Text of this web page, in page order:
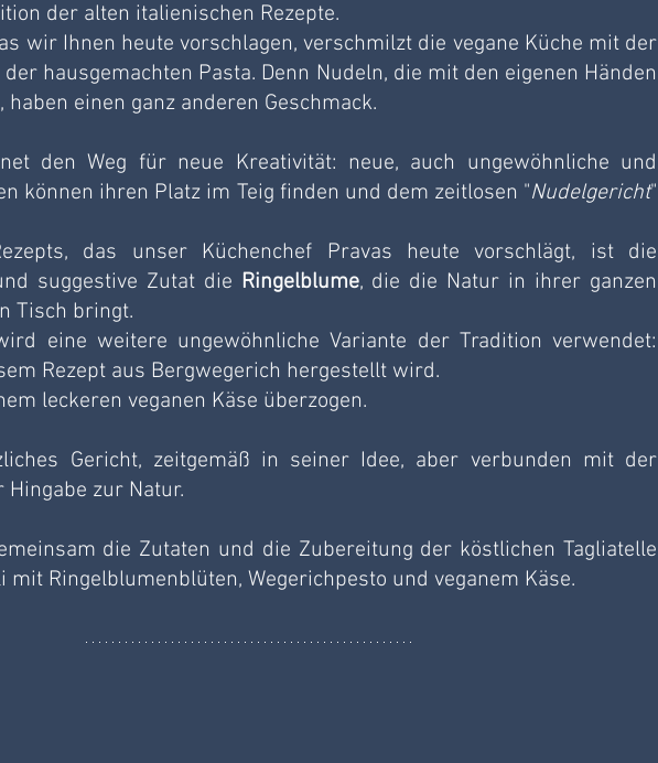
der alten italienischen Rezepte.
wir Ihnen heute vorschlagen, verschmilzt die vegane Küche mit der
hausgemachten Pasta. Denn Nudeln, die mit den eigenen Händen
einen ganz anderen Geschmack.
den Weg für neue Kreativität: neue, auch ungewöhnliche und
können ihren Platz im Teig finden und dem zeitlosen "Nudelgericht"
das unser Küchenchef Pravas heute vorschlägt, ist die
suggestive Zutat die Ringelblume, die die Natur in ihrer ganzen
Tisch bringt.
eine weitere ungewöhnliche Variante der Tradition verwendet:
Rezept aus Bergwegerich hergestellt wird.
leckeren veganen Käse überzogen.
Gericht, zeitgemäß in seiner Idee, aber verbunden mit der
zur Natur.
die Zutaten und die Zubereitung der köstlichen Tagliatelle
mit Ringelblumenblüten, Wegerichpesto und veganem Käse.